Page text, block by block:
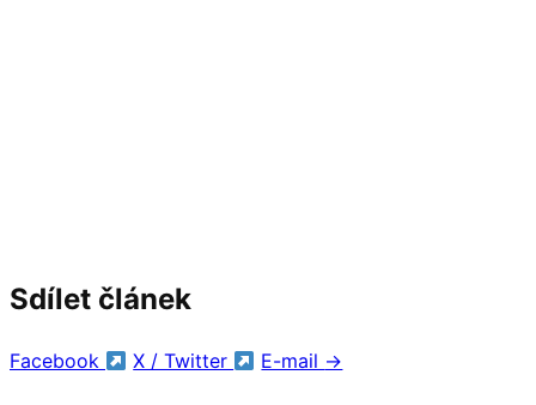
Sdílet článek
Facebook X / Twitter E-mail →